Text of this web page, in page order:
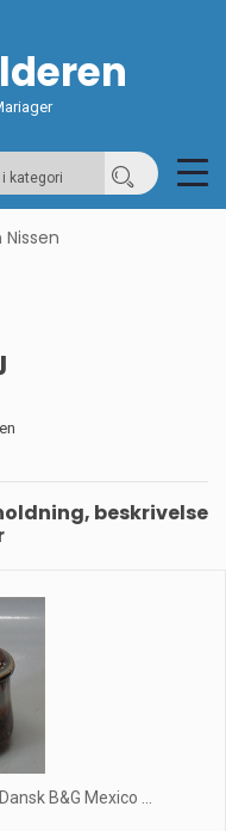
i kategori
beskrivelse
B&G Mexico ...